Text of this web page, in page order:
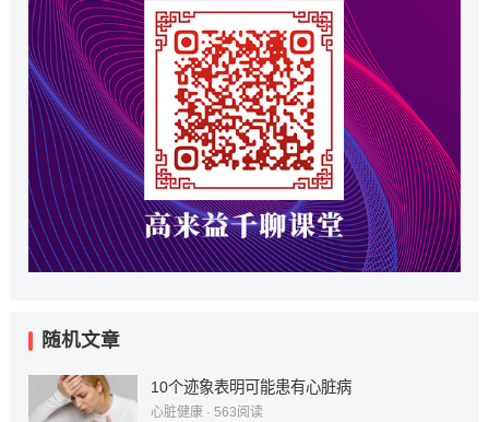
随机文章
10个迹象表明可能患有心脏病
心脏健康· 563阅读